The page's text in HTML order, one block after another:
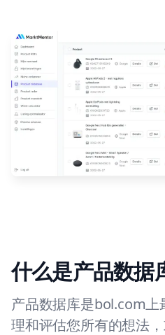
什么是产品数据
产品数据库是bol.com上
理和评估您所有的想法，